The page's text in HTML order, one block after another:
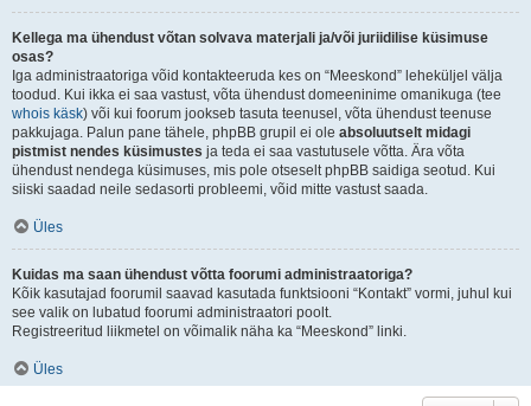
Kellega ma ühendust võtan solvava materjali ja/või juriidilise küsimuse
osas?
Iga administraatoriga võid kontakteeruda kes on “Meeskond” leheküljel välja
toodud. Kui ikka ei saa vastust, võta ühendust domeeninime omanikuga (tee
whois käsk) või kui foorum jookseb tasuta teenusel, võta ühendust teenuse
pakkujaga. Palun pane tähele, phpBB grupil ei ole absoluutselt midagi
pistmist nendes küsimustes ja teda ei saa vastutusele võtta. Ära võta
ühendust nendega küsimuses, mis pole otseselt phpBB saidiga seotud. Kui
siiski saadad neile sedasorti probleemi, võid mitte vastust saada.
Üles
Kuidas ma saan ühendust võtta foorumi administraatoriga?
Kõik kasutajad foorumil saavad kasutada funktsiooni “Kontakt” vormi, juhul kui
see valik on lubatud foorumi administraatori poolt.
Registreeritud liikmetel on võimalik näha ka “Meeskond” linki.
Üles